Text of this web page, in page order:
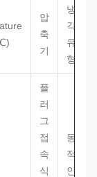
압
축
기
냉
각
유
형
플
러
그
접
속
식
동
적
인